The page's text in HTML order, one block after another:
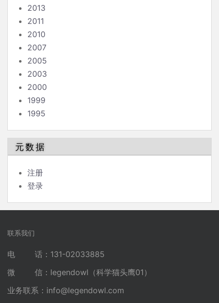
2013
2011
2010
2007
2005
2003
2000
1999
1995
元数据
注册
登录
联系我们
电 话：131-02033885
微 信：legendowl（科学猫头鹰01）
业务联系： info@legendowl.com